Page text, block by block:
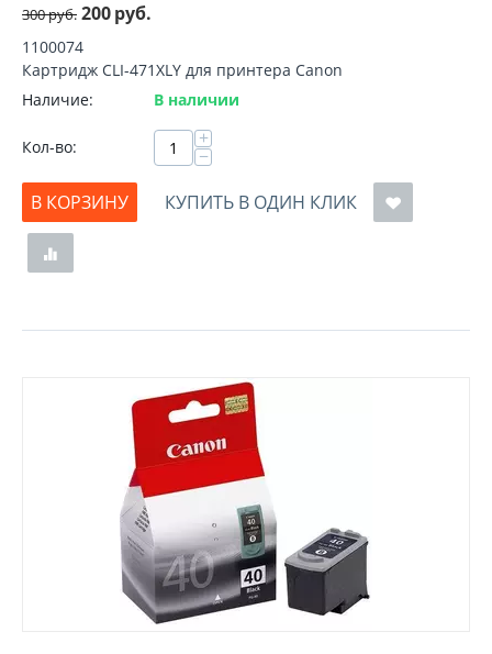
300руб. 200руб.
1100074
Картридж CLI-471XLY для принтера Canon
Наличие:
В наличии
Кол-во: +
−
В КОРЗИНУ
КУПИТЬ В ОДИН КЛИК